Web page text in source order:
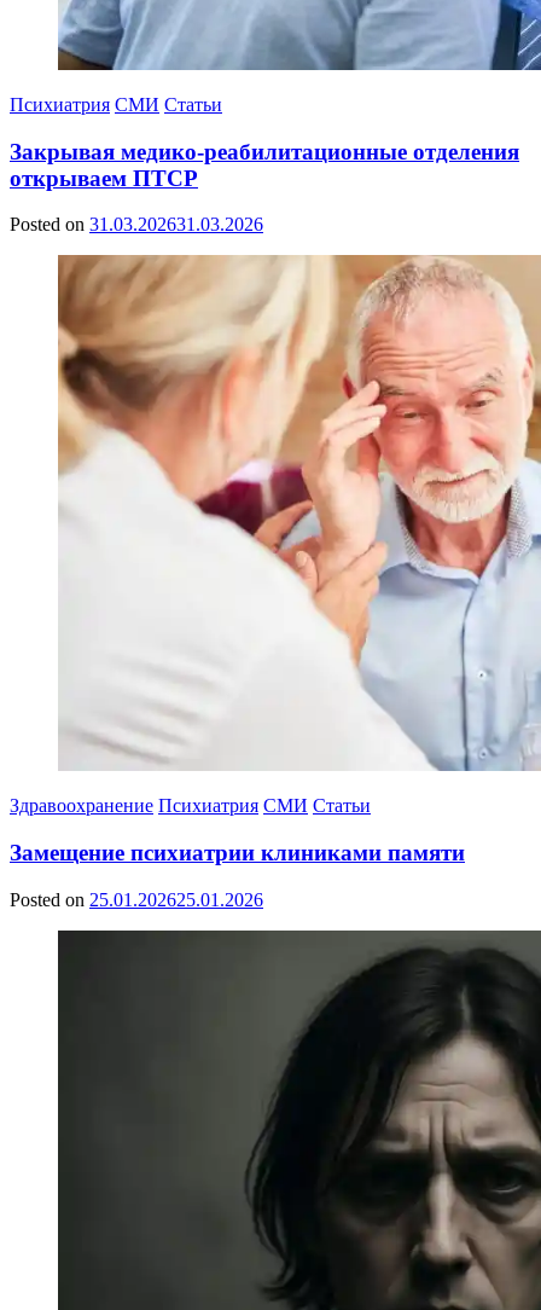
Психиатрия СМИ Статьи
Закрывая медико-реабилитационные отделения
открываем ПТСР
Posted on 31.03.202631.03.2026
Здравоохранение Психиатрия СМИ Статьи
Замещение психиатрии клиниками памяти
Posted on 25.01.202625.01.2026